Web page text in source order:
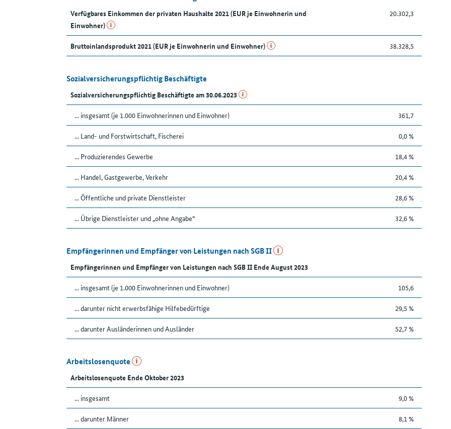
Verfügbares Einkommen der privaten Haushalte 2021 (EUR je Einwohnerin und
Einwohner)
20.302,3
Bruttoinlandsprodukt 2021 (EUR je Einwohnerin und Einwohner) 38.328,5
Sozialversicherungspflichtig Beschäftigte
Sozialversicherungspflichtig Beschäftigte am 30.06.2023
... insgesamt (je 1.000 Einwohnerinnen und Einwohner) 361,7
... Land- und Forstwirtschaft, Fischerei 0,0 %
... Produzierendes Gewerbe 18,4 %
... Handel, Gastgewerbe, Verkehr 20,4 %
... Öffentliche und private Dienstleister 28,6 %
... Übrige Dienstleister und „ohne Angabe“ 32,6 %
Empfängerinnen und Empfänger von Leistungen nach SGB II
Empfängerinnen und Empfänger von Leistungen nach SGB II Ende August 2023
... insgesamt (je 1.000 Einwohnerinnen und Einwohner) 105,6
... darunter nicht erwerbsfähige Hilfebedürftige 29,5 %
... darunter Ausländerinnen und Ausländer 52,7 %
Arbeitslosenquote
Arbeitslosenquote Ende Oktober 2023
... insgesamt 9,0 %
... darunter Männer 8,1 %